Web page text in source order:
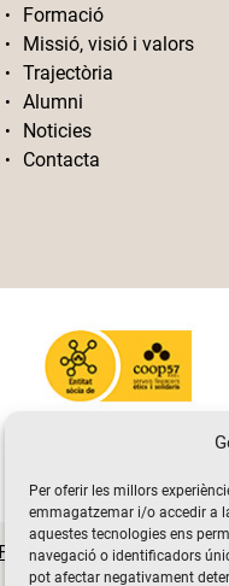
Per oferir les millors
emmagatzemar i/o accedir a
aquestes tecnologies ens
navegació o identificadors
pot afectar negativament
Formació
Missió, visió i valors
Trajectòria
Alumni
Noticies
Contacta
Politica de Privacitat i de